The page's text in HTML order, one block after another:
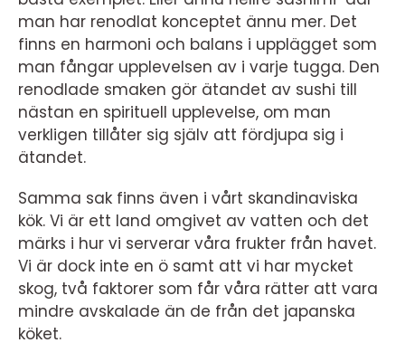
man har renodlat konceptet ännu mer. Det
finns en harmoni och balans i upplägget som
man fångar upplevelsen av i varje tugga. Den
renodlade smaken gör ätandet av sushi till
nästan en spirituell upplevelse, om man
verkligen tillåter sig själv att fördjupa sig i
ätandet.
Samma sak finns även i vårt skandinaviska
kök. Vi är ett land omgivet av vatten och det
märks i hur vi serverar våra frukter från havet.
Vi är dock inte en ö samt att vi har mycket
skog, två faktorer som får våra rätter att vara
mindre avskalade än de från det japanska
köket.